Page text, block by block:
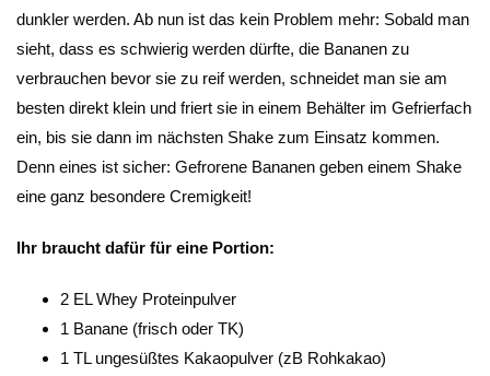
dunkler werden. Ab nun ist das kein Problem mehr: Sobald man
sieht, dass es schwierig werden dürfte, die Bananen zu
verbrauchen bevor sie zu reif werden, schneidet man sie am
besten direkt klein und friert sie in einem Behälter im Gefrierfach
ein, bis sie dann im nächsten Shake zum Einsatz kommen.
Denn eines ist sicher: Gefrorene Bananen geben einem Shake
eine ganz besondere Cremigkeit!
Ihr braucht dafür für eine Portion:
2 EL Whey Proteinpulver
1 Banane (frisch oder TK)
1 TL ungesüßtes Kakaopulver (zB Rohkakao)